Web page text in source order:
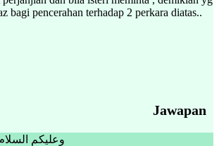
bagi pencerahan terhadap 2 perkara diatas..
Jawapan
وعليكم